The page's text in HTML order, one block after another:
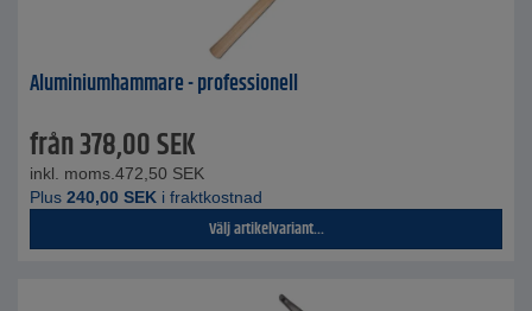
Aluminiumhammare - professionell
från378,00SEK
inkl. moms. 472,50 SEK
Plus 240,00 SEK i fraktkostnad
Välj artikelvariant...